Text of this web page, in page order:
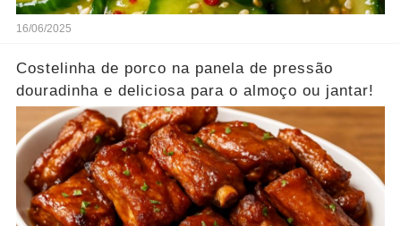
16/06/2025
Costelinha de porco na panela de pressão
douradinha e deliciosa para o almoço ou jantar!